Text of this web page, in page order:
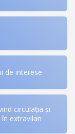
de interese
circulația și
extravilan